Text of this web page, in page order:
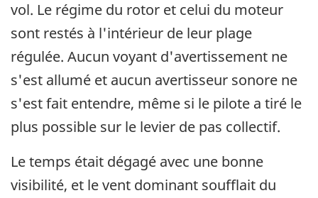
vol. Le régime du rotor et celui du moteur
sont restés à l'intérieur de leur plage
régulée. Aucun voyant d'avertissement ne
s'est allumé et aucun avertisseur sonore ne
s'est fait entendre, même si le pilote a tiré le
plus possible sur le levier de pas collectif.
Le temps était dégagé avec une bonne
visibilité, et le vent dominant soufflait du